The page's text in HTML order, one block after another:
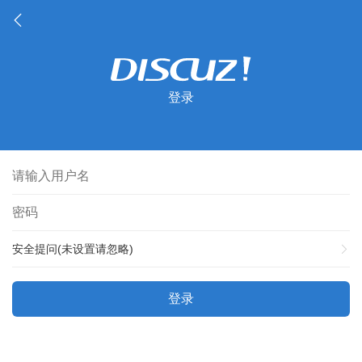
登录
安全提问(未设置请忽略)
登录